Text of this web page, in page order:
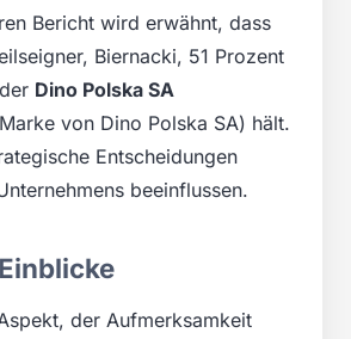
Bericht wird erwähnt, dass
Biernacki, 51 Prozent
Dino Polska SA
von Dino Polska SA) hält.
Entscheidungen
beeinflussen.
der Aufmerksamkeit